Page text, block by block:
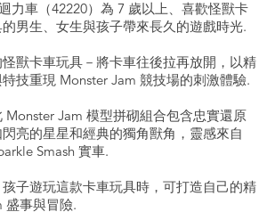
力車（42220）為 7 歲以上、喜歡怪獸卡
男生、女生與孩子帶來長久的遊戲時光.
獸卡車玩具－將卡車往後拉再放開，以精
技重現 Monster Jam 競技場的刺激體驗.
Monster Jam 模型拼砌組合包含忠實還原
亮的星星和經典的獨角獸角，靈感來自
Smash 實車.
子遊玩這款卡車玩具時，可打造自己的精
盛事與冒險.